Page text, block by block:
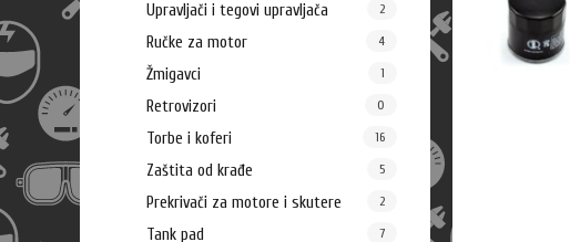
Upravljači i tegovi upravljača 2
Ručke za motor 4
Žmigavci 1
Retrovizori 0
Torbe i koferi 16
Zaštita od krađe 5
Prekrivači za motore i skutere 2
Tank pad 7